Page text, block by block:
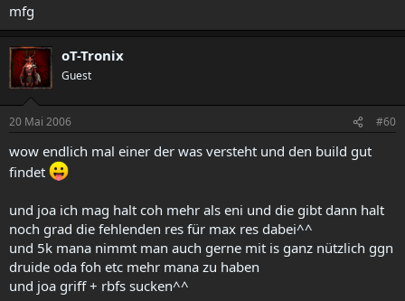
mfg
oT-Tronix
Guest
20 Mai 2006 #60
wow endlich mal einer der was versteht und den build gut
findet
und joa ich mag halt coh mehr als eni und die gibt dann halt
noch grad die fehlenden res für max res dabei^^
und 5k mana nimmt man auch gerne mit is ganz nützlich ggn
druide oda foh etc mehr mana zu haben
und joa griff + rbfs sucken^^